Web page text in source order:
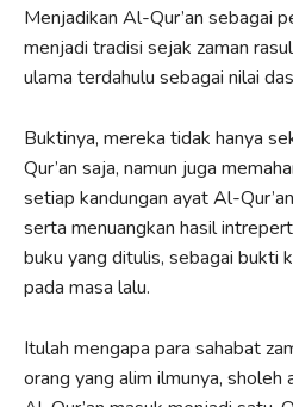
Menjadikan Al-Qur’an sebagai
menjadi tradisi sejak zaman
ulama terdahulu sebagai nilai
Buktinya, mereka tidak hanya
Qur’an saja, namun juga
setiap kandungan ayat Al-
serta menuangkan hasil
buku yang ditulis, sebagai bukti
pada masa lalu.
Itulah mengapa para sahabat
orang yang alim ilmunya, sholeh